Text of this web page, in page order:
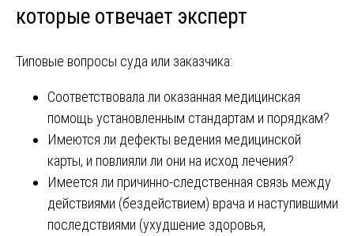
которые отвечает эксперт
Типовые вопросы суда или заказчика:
Соответствовала ли оказанная медицинская
помощь установленным стандартам и порядкам?
Имеются ли дефекты ведения медицинской
карты, и повлияли ли они на исход лечения?
Имеется ли причинно-следственная связь между
действиями (бездействием) врача и наступившими
последствиями (ухудшение здоровья,